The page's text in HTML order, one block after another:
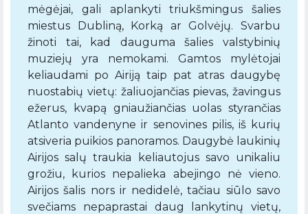
mėgėjai, gali aplankyti triukšmingus šalies
miestus Dubliną, Korką ar Golvėjų. Svarbu
žinoti tai, kad dauguma šalies valstybinių
muziejų yra nemokami. Gamtos mylėtojai
keliaudami po Airiją taip pat atras daugybę
nuostabių vietų: žaliuojančias pievas, žavingus
ežerus, kvapą gniaužiančias uolas styrančias
Atlanto vandenyne ir senovines pilis, iš kurių
atsiveria puikios panoramos. Daugybė laukinių
Airijos salų traukia keliautojus savo unikaliu
grožiu, kurios nepalieka abejingo nė vieno.
Airijos šalis nors ir nedidelė, tačiau siūlo savo
svečiams nepaprastai daug lankytinų vietų,